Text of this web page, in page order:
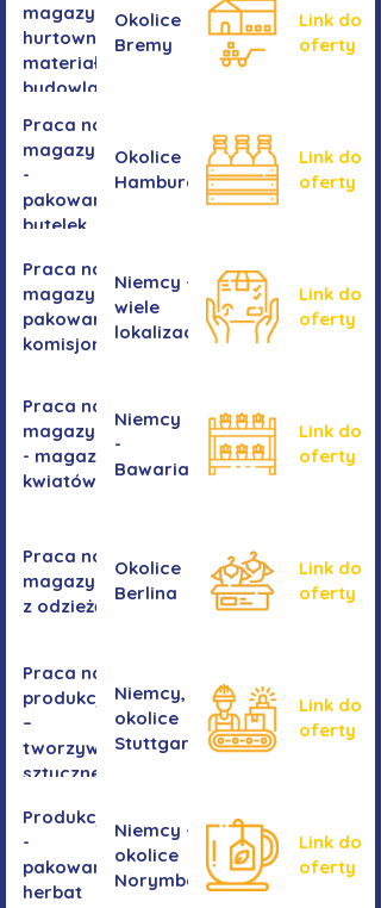
magazynie -
hurtownia
materiałów
budowlanych
Okolice
Bremy
Link do
oferty
Praca na
magazynie
-
pakowanie
butelek
Okolice
Hamburga
Link do
oferty
Praca na
magazynie /
pakowanie /
komisjonowanie
Niemcy -
wiele
lokalizacji
Link do
oferty
Praca na
magazynie
- magazyn
kwiatów
Niemcy
-
Bawaria
Link do
oferty
Praca na
magazynie
z odzieżą
Okolice
Berlina
Link do
oferty
Praca na
produkcji
–
tworzywa
sztuczne
Niemcy,
okolice
Stuttgartu
Link do
oferty
Produkcja
-
pakowanie
herbat
Niemcy -
okolice
Norymbergii
Link do
oferty